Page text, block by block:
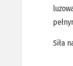
Siła